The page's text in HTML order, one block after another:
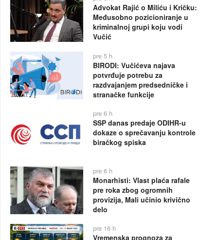
Advokat Rajić o Miliću i Kričku:
Međusobno pozicioniranje u
kriminalnoj grupi koju vodi
Vučić
pre 5 h
BIRODI: Vučićeva najava
potvrđuje potrebu za
razdvajanjem predsedničke i
stranačke funkcije
pre 6 h
SSP danas predaje ODIHR-u
dokaze o sprečavanju kontrole
biračkog spiska
pre 6 h
Monarhisti: Vlast plaća rafale
pre roka zbog ogromnih
provizija, Mali učinio krivično
delo
pre 16 h
Vremenska prognoza za